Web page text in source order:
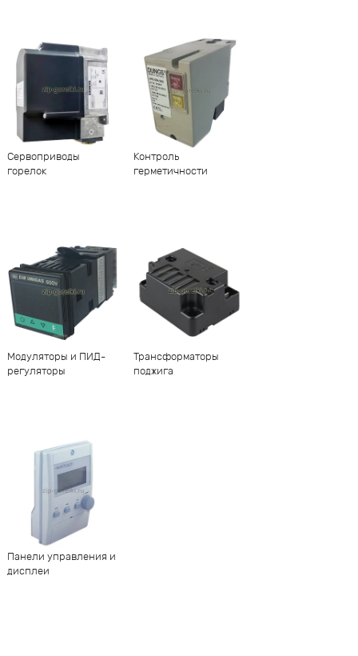
Сервоприводы
горелок
Контроль
герметичности
Модуляторы и ПИД-
регуляторы
Трансформаторы
поджига
Панели управления и
дисплеи